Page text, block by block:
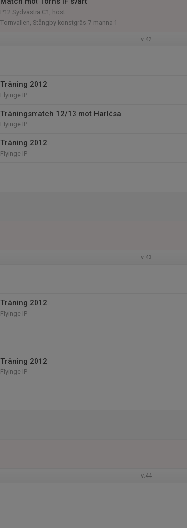
P12 Sydvästra C1, höst
Tornvallen, Stångby konstgräs 7-manna 1
v.42
Träning 2012
Flyinge IP
Träningsmatch 12/13 mot Harlösa
Flyinge IP
Träning 2012
Flyinge IP
v.43
Träning 2012
Flyinge IP
Träning 2012
Flyinge IP
v.44